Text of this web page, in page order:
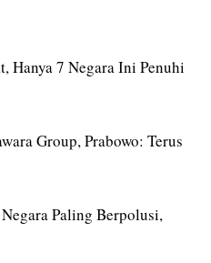
Hanya 7 Negara Ini Penuhi
Group, Prabowo: Terus
Paling Berpolusi,